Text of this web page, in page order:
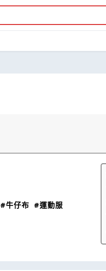
#牛仔布 #運動服